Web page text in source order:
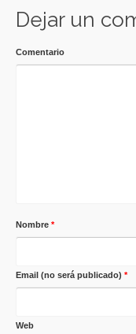
Dejar un
Comentario
Nombre *
Email (no será publicado) *
Web